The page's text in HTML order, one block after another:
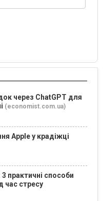
через ChatGPT для
(economist.com.ua)
Apple у крадіжці
практичні способи
час стресу